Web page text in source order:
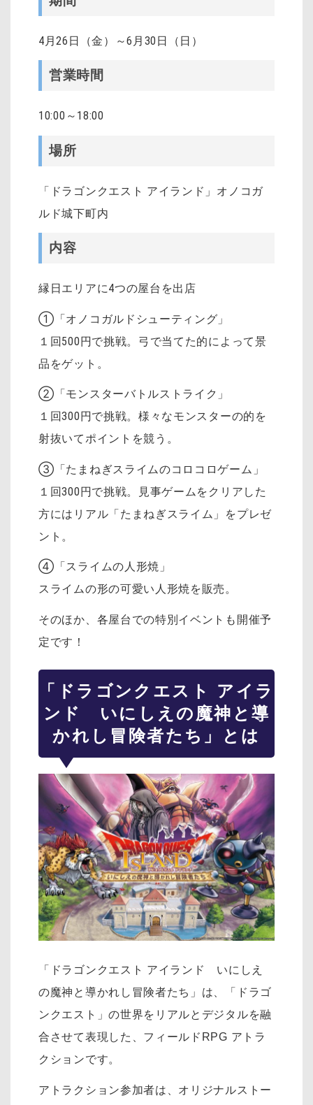
4月26日（金）～6月30日（日）
営業時間
10:00～18:00
場所
「ドラゴンクエスト アイランド」オノコガ
ルド城下町内
内容
縁日エリアに4つの屋台を出店
①「オノコガルドシューティング」
１回500円で挑戦。弓で当てた的によって景
品をゲット。
②「モンスターバトルストライク」
１回300円で挑戦。様々なモンスターの的を
射抜いてポイントを競う。
③「たまねぎスライムのコロコロゲーム」
１回300円で挑戦。見事ゲームをクリアした
方にはリアル「たまねぎスライム」をプレゼ
ント。
④「スライムの人形焼」
スライムの形の可愛い人形焼を販売。
そのほか、各屋台での特別イベントも開催予
定です！
「ドラゴンクエスト アイラ
ンド いにしえの魔神と導
かれし冒険者たち」とは
「ドラゴンクエスト アイランド いにしえ
の魔神と導かれし冒険者たち」は、「ドラゴ
ンクエスト」の世界をリアルとデジタルを融
合させて表現した、フィールドRPG アトラ
クションです。
アトラクション参加者は、オリジナルストー